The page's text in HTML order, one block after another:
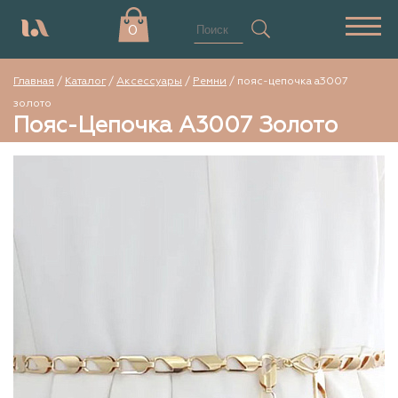
0
Главная / Каталог/ Аксессуары / Ремни / пояс-цепочка а3007
золото
Пояс-Цепочка А3007 Золото